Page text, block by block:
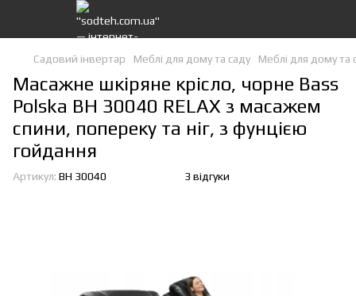
Садовий інвертар Меблі для дому та саду Меблі для дому та
Масажне шкіряне крісло, чорне Bass
Polska BH 30040 RELAX з масажем
спини, попереку та ніг, з фунцією
гойдання
Артикул: BH 30040 3 відгуки